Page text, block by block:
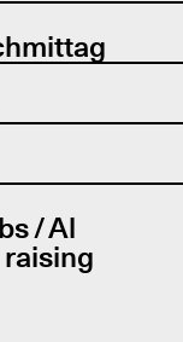
/ Al
raising